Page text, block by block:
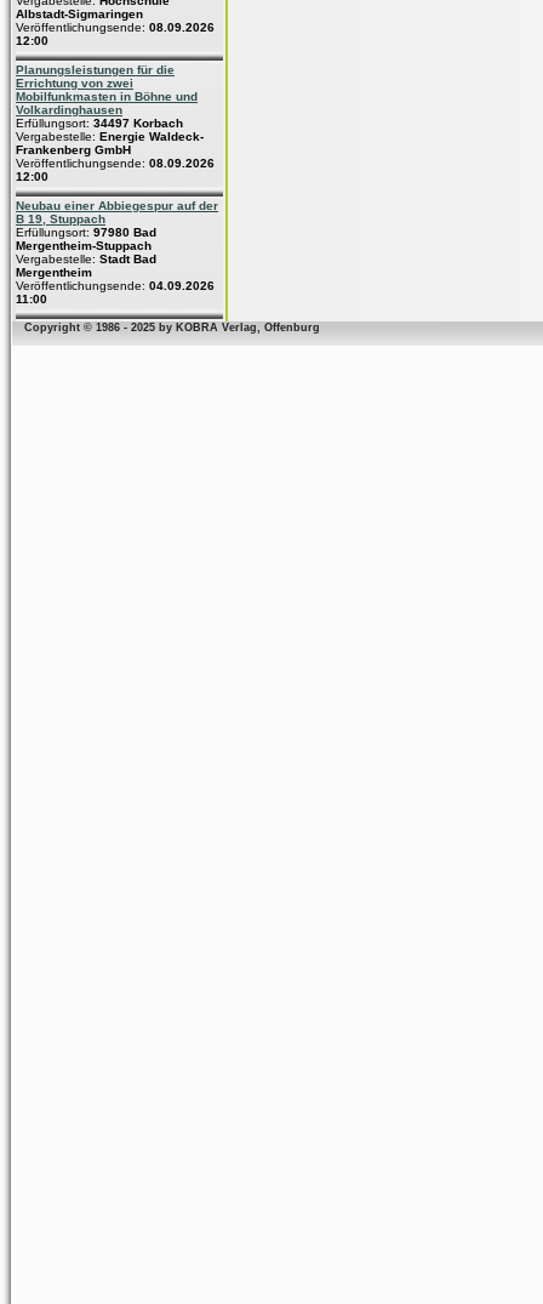
Albstadt-Sigmaringen
Veröffentlichungsende: 08.09.2026
12:00
Planungsleistungen für die
Errichtung von zwei
Mobilfunkmasten in Böhne und
Volkardinghausen
Erfüllungsort: 34497 Korbach
Vergabestelle: Energie Waldeck-
Frankenberg GmbH
Veröffentlichungsende: 08.09.2026
12:00
Neubau einer Abbiegespur auf der
B 19, Stuppach
Erfüllungsort: 97980 Bad
Mergentheim-Stuppach
Vergabestelle: Stadt Bad
Mergentheim
Veröffentlichungsende: 04.09.2026
11:00
Copyright © 1986 - 2025 by KOBRA Verlag, Offenburg